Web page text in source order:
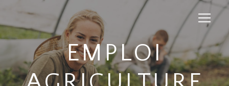
EMPLOI
Panneau de gestion des cookies